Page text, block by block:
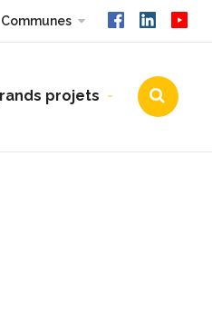
Communes
projets